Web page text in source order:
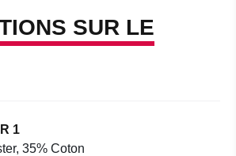
SUR LE
1
35% Coton